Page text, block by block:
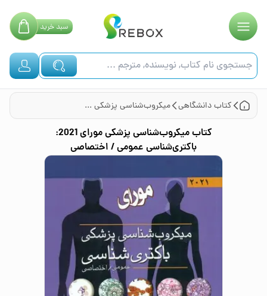
سبدخرید
کتابدانشگاهی میکروب‌شناسی پزشکی مورای 2021: باکتری‌شناسی عمومی / اختصاصی
کتاب
میکروب‌شناسی پزشکی مورای 2021:
باکتری‌شناسی عمومی / اختصاصی